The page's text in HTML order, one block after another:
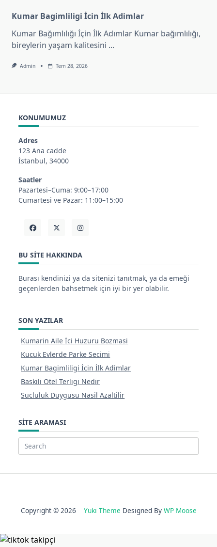
Kumar Bagimliligi İcin İlk Adimlar
Kumar Bağımlılığı İçin İlk Adımlar Kumar bağımlılığı,
bireylerin yaşam kalitesini ...
Admin Tem 28, 2026
KONUMUMUZ
Adres
123 Ana cadde
İstanbul, 34000
Saatler
Pazartesi–Cuma: 9:00–17:00
Cumartesi ve Pazar: 11:00–15:00
BU SITE HAKKINDA
Burası kendinizi ya da sitenizi tanıtmak, ya da emeği
geçenlerden bahsetmek için iyi bir yer olabilir.
SON YAZILAR
Kumarin Aile İci Huzuru Bozmasi
Kucuk Evlerde Parke Secimi
Kumar Bagimliligi İcin İlk Adimlar
Baskili Otel Terligi Nedir
Sucluluk Duygusu Nasil Azaltilir
SITE ARAMASI
Search
Copyright © 2026 Yuki Theme Designed By WP Moose